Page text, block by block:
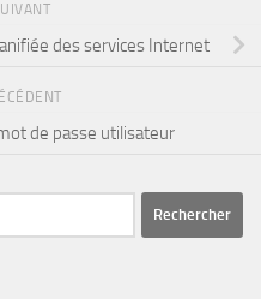
des services Internet
de passe utilisateur